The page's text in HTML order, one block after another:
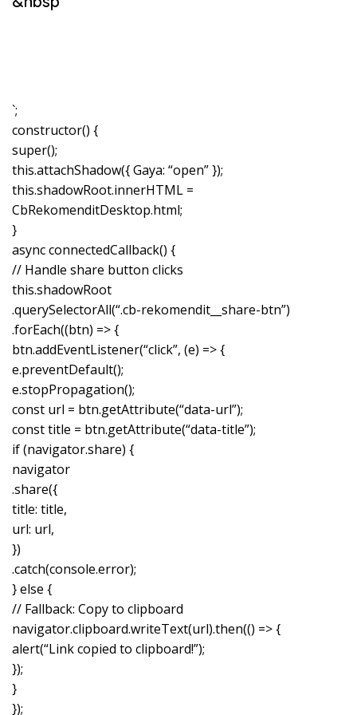
`;
constructor() {
super();
this.attachShadow({ Gaya: “open” });
this.shadowRoot.innerHTML =
CbRekomenditDesktop.html;
}
async connectedCallback() {
// Handle share button clicks
this.shadowRoot
.querySelectorAll(“.cb-rekomendit__share-btn”)
.forEach((btn) => {
btn.addEventListener(“click”, (e) => {
e.preventDefault();
e.stopPropagation();
const url = btn.getAttribute(“data-url”);
const title = btn.getAttribute(“data-title”);
if (navigator.share) {
navigator
.share({
title: title,
url: url,
})
.catch(console.error);
} else {
// Fallback: Copy to clipboard
navigator.clipboard.writeText(url).then(() => {
alert(“Link copied to clipboard!”);
});
}
});